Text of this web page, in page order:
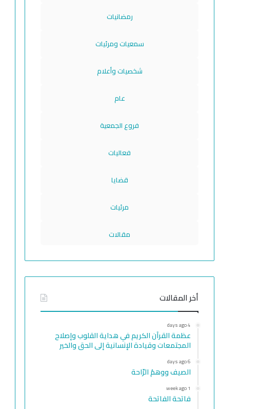
رمضانيات
سمعيات ومرئيات
شخصيات وأعلام
عام
فروع الجمعية
فعاليات
قضايا
مرئيات
مقالات
أخر المقالات
4 days ago
عظمة القرآن الكريم في هداية القلوب وإصلاح
المجتمعات وقيادة الإنسانية إلى الحق والخير
6 days ago
الصيف ووهمُ الرّاحة
1 week ago
فاتحة الفاتحة